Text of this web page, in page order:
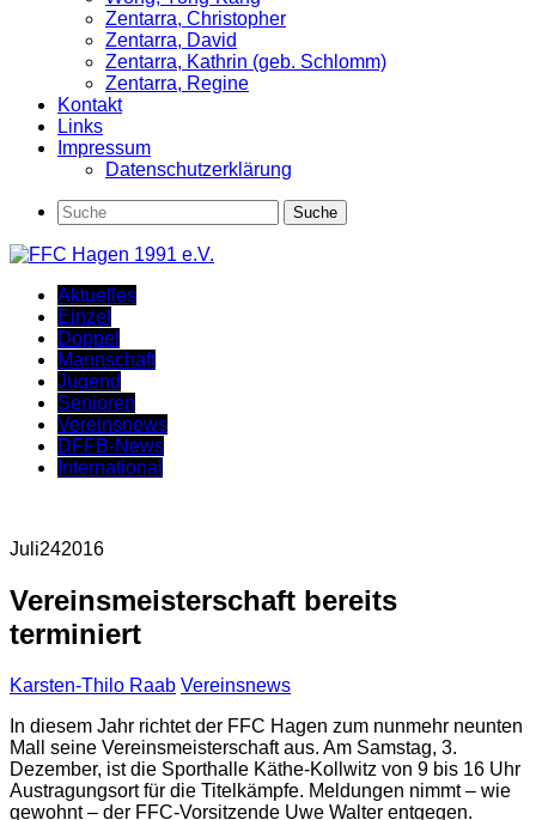
Zentarra, Christopher
Zentarra, David
Zentarra, Kathrin (geb. Schlomm)
Zentarra, Regine
Kontakt
Links
Impressum
Datenschutzerklärung
Aktuelles
Einzel
Doppel
Mannschaft
Jugend
Senioren
Vereinsnews
DFFB-News
International
Juli242016
Vereinsmeisterschaft bereits
terminiert
Karsten-Thilo Raab Vereinsnews
In diesem Jahr richtet der FFC Hagen zum nunmehr neunten
Mall seine Vereinsmeisterschaft aus. Am Samstag, 3.
Dezember, ist die Sporthalle Käthe-Kollwitz von 9 bis 16 Uhr
Austragungsort für die Titelkämpfe. Meldungen nimmt – wie
gewohnt – der FFC-Vorsitzende Uwe Walter entgegen.